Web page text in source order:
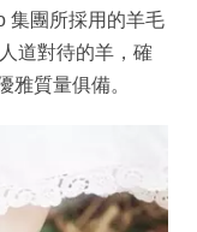
集團所採用的羊毛
道對待的羊，確
雅質量俱備。